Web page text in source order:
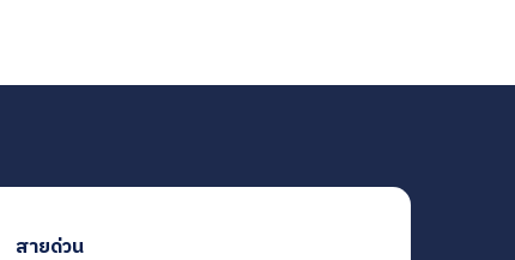
สายด่วน